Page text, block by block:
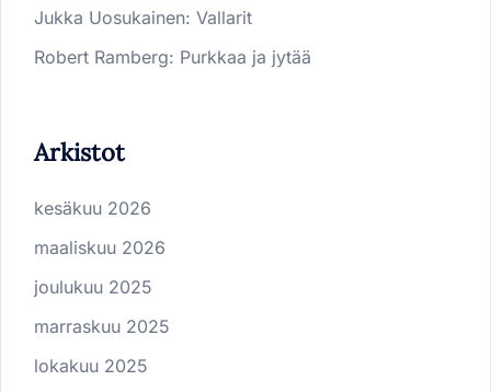
Jukka Uosukainen: Vallarit
Robert Ramberg: Purkkaa ja jytää
Arkistot
kesäkuu 2026
maaliskuu 2026
joulukuu 2025
marraskuu 2025
lokakuu 2025